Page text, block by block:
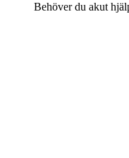
Behöver du akut